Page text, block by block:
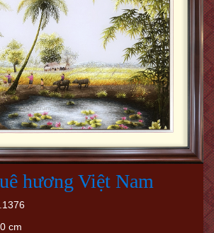
hương Việt Nam
cm